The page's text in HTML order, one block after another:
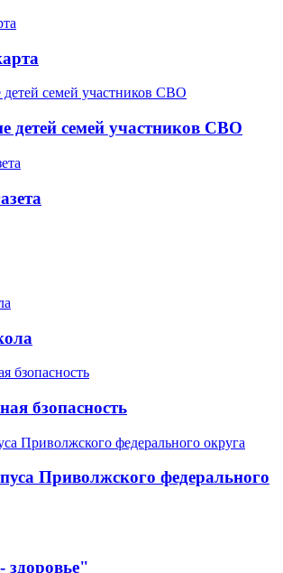
детей семей участников СВО
бзопасность
Приволжского федерального
здоровье"